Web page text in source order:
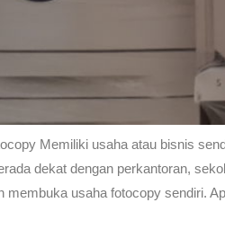
Memiliki usaha atau bisnis
dekat dengan perkantoran,
membuka usaha fotocopy sendiri.